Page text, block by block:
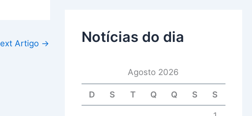
Artigo → Notícias do dia
Agosto 2026
D S T Q Q S S